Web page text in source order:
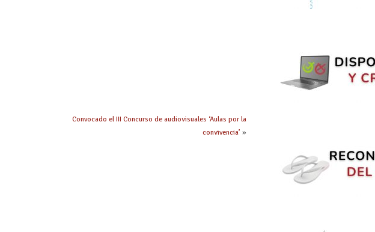
Convocado el III Concurso de audiovisuales ‘Aulas por la
convivencia’ »